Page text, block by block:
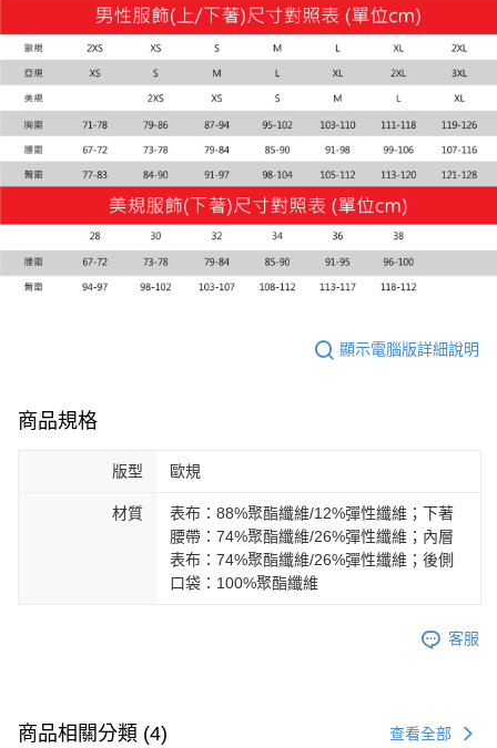
顯示電腦版詳細說明
商品規格
版型 歐規
材質
表布：88%聚酯纖維/12%彈性纖維；下著
腰帶：74%聚酯纖維/26%彈性纖維；內層
表布：74%聚酯纖維/26%彈性纖維；後側
口袋：100%聚酯纖維
客服
商品相關分類 (4) 查看全部